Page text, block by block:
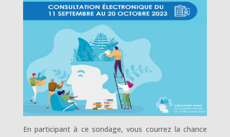
En participant à ce sondage, vous courrez la chance